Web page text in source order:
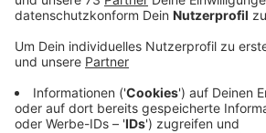
Anzeige
Auf September verschoben
Anzeige